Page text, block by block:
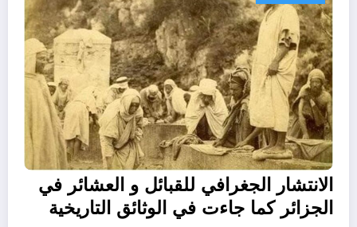
الانتشار الجغرافي للقبائل و العشائر في
الجزائر كما جاءت في الوثائق التاريخية